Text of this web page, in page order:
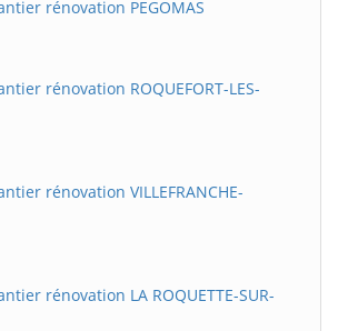
rénovation PEGOMAS
rénovation ROQUEFORT-LES-
rénovation VILLEFRANCHE-
rénovation LA ROQUETTE-SUR-